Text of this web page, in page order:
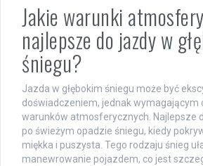
Jakie warunki
najlepsze do jazdy w
śniegu?
Jazda w głębokim śniegu może być
doświadczeniem, jednak wymagającym
warunków atmosferycznych. Najlepsze
po świeżym opadzie śniegu, kiedy
miękka i puszysta. Tego rodzaju śnieg
manewrowanie pojazdem, co jest